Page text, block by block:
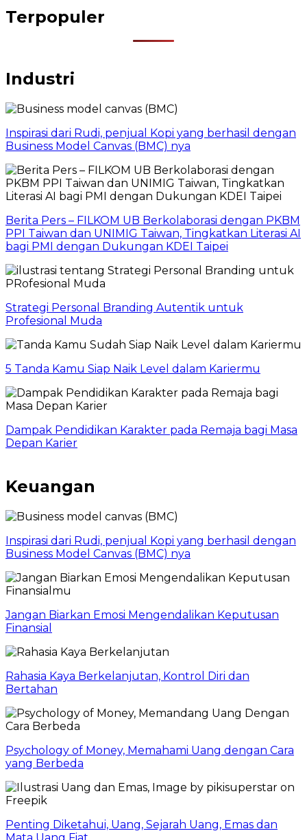
Terpopuler
Industri
Inspirasi dari Rudi, penjual Kopi yang berhasil dengan
Business Model Canvas (BMC) nya
Berita Pers – FILKOM UB Berkolaborasi dengan PKBM
PPI Taiwan dan UNIMIG Taiwan, Tingkatkan Literasi AI
bagi PMI dengan Dukungan KDEI Taipei
Strategi Personal Branding Autentik untuk
Profesional Muda
5 Tanda Kamu Siap Naik Level dalam Kariermu
Dampak Pendidikan Karakter pada Remaja bagi Masa
Depan Karier
Keuangan
Inspirasi dari Rudi, penjual Kopi yang berhasil dengan
Business Model Canvas (BMC) nya
Jangan Biarkan Emosi Mengendalikan Keputusan
Finansial
Rahasia Kaya Berkelanjutan, Kontrol Diri dan
Bertahan
Psychology of Money, Memahami Uang dengan Cara
yang Berbeda
Penting Diketahui, Uang, Sejarah Uang, Emas dan